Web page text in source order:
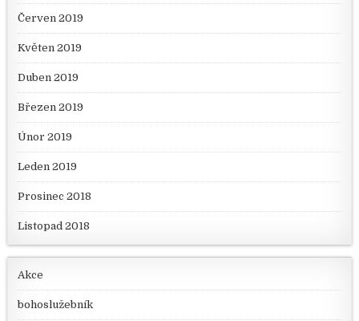
Červen 2019
Květen 2019
Duben 2019
Březen 2019
Únor 2019
Leden 2019
Prosinec 2018
Listopad 2018
Akce
bohoslužebník